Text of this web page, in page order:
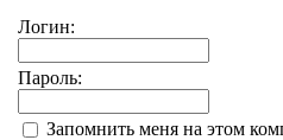
Логин:
Пароль:
Запомнить меня на этом